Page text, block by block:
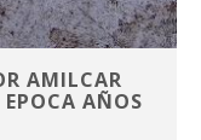
AMILCAR
AÑOS